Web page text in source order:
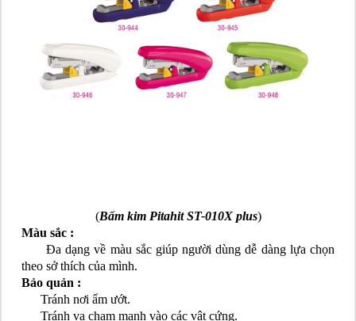
(Bấm kim Pitahit ST-010X plus)
Màu sắc :
Đa dạng về màu sắc giúp người dùng dễ dàng lựa chọn
theo sở thích của mình.
Bảo quản :
Tránh nơi ẩm ướt.
Tránh va chạm mạnh vào các vật cứng.